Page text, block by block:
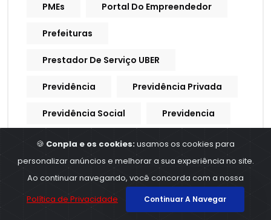
PMEs Portal Do Empreendedor
Prefeituras
Prestador De Serviço UBER
Previdência Previdência Privada
Previdência Social Previdencia
Previdencia Social
Processo Trabalhista
Procuração Digital
🍪 Conpla e os cookies:usamos os cookies para
personalizar anúncios e melhorar a sua experiência no site.
Ao continuar navegando, você concorda com a nossa
Política de Privacidade
Continuar A Navegar